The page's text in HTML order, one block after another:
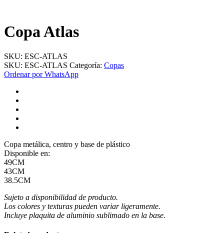
Copa Atlas
SKU: ESC-ATLAS
SKU: ESC-ATLAS Categoría: Copas
Ordenar por WhatsApp
Copa metálica, centro y base de plástico
Disponible en:
49CM
43CM
38.5CM
Sujeto a disponibilidad de producto.
Los colores y texturas pueden variar ligeramente.
Incluye plaquita de aluminio sublimado en la base.